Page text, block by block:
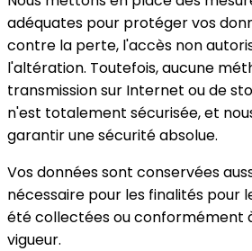
adéquates pour protéger vos
contre la perte, l'accès non
l'altération. Toutefois, aucune
transmission sur Internet ou de
n'est totalement sécurisée, et
garantir une sécurité absolue.
Vos données sont conservées
nécessaire pour les finalités pour
été collectées ou conformément
vigueur.